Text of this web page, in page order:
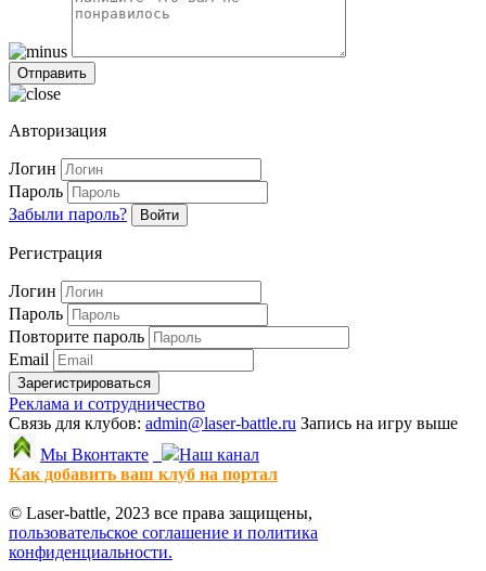
Авторизация
Логин
Пароль
Забыли пароль?
Войти
Регистрация
Логин
Пароль
Повторите пароль
Email
Зарегистрироваться
Реклама и сотрудничество
Связь для клубов: admin@laser-battle.ru Запись на игру выше
Мы Вконтакте
Наш канал
Как добавить ваш клуб на портал
© Laser-battle, 2023 все права защищены,
пользовательское соглашение и политика
конфиденциальности.